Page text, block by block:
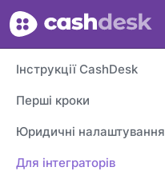
Інструкції CashDesk
Перші кроки
Юридичні налаштування
Для інтеграторів